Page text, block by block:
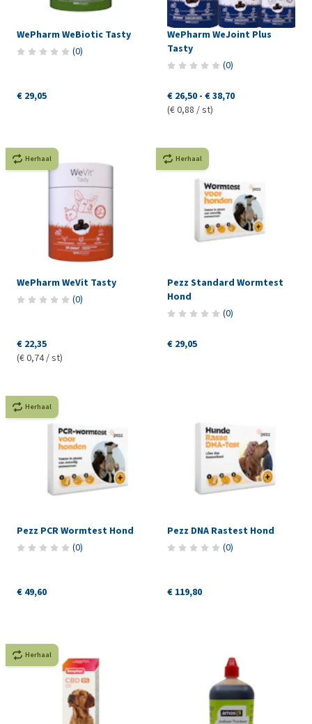
WePharm WeBiotic Tasty
(0)
€ 29,05
WePharm WeJoint Plus
Tasty
(0)
€ 26,50 - € 38,70
(€ 0,88 / st)
Herhaal
WePharm WeVit Tasty
(0)
€ 22,35
(€ 0,74 / st)
Herhaal
Pezz Standard Wormtest
Hond
(0)
€ 29,05
Herhaal
Pezz PCR Wormtest Hond
(0)
€ 49,60
Pezz DNA Rastest Hond
(0)
€ 119,80
Herhaal